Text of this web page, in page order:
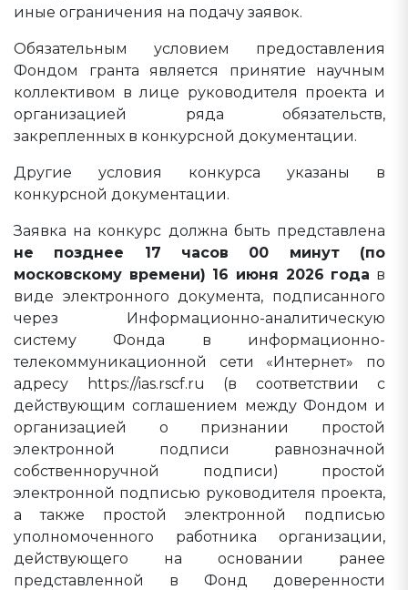
иные ограничения на подачу заявок.
Обязательным условием предоставления
Фондом гранта является принятие научным
коллективом в лице руководителя проекта и
организацией ряда обязательств,
закрепленных в конкурсной документации.
Другие условия конкурса указаны в
конкурсной документации.
Заявка на конкурс должна быть представлена
не позднее 17 часов 00 минут (по
московскому времени) 16 июня 2026 года в
виде электронного документа, подписанного
через Информационно-аналитическую
систему Фонда в информационно-
телекоммуникационной сети «Интернет» по
адресу https://ias.rscf.ru (в соответствии с
действующим соглашением между Фондом и
организацией о признании простой
электронной подписи равнозначной
собственноручной подписи) простой
электронной подписью руководителя проекта,
а также простой электронной подписью
уполномоченного работника организации,
действующего на основании ранее
представленной в Фонд доверенности